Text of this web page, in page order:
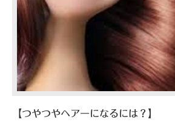
【つやつやヘアーになるには？】